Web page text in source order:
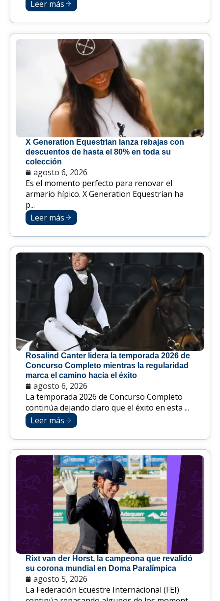
Leer más
X Generation Equestrian lanza rebajas con
descuentos de hasta el 80% en toda su
colección
agosto 6, 2026
Es el momento perfecto para renovar el
armario hípico. X Generation Equestrian ha
p...
Leer más
Rosalind Canter lidera la temporada 2026 de
Concurso Completo mientras la regularidad
marca el camino hacia el éxito
agosto 6, 2026
La temporada 2026 de Concurso Completo
continúa dejando claro que el éxito en esta ...
Leer más
Rixt van der Horst, la campeona que revalidó
su corona mundial en Doma Paralímpica
agosto 5, 2026
La Federación Ecuestre Internacional (FEI)